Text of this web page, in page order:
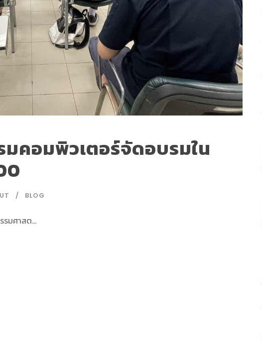
มคอมพิวเตอร์จัดอบรมใน
BLOG
รมศาสต...